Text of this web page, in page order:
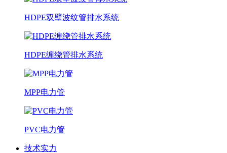
HDPE双壁波纹管排水系统
HDPE缠绕管排水系统
MPP电力管
PVC电力管
技术实力